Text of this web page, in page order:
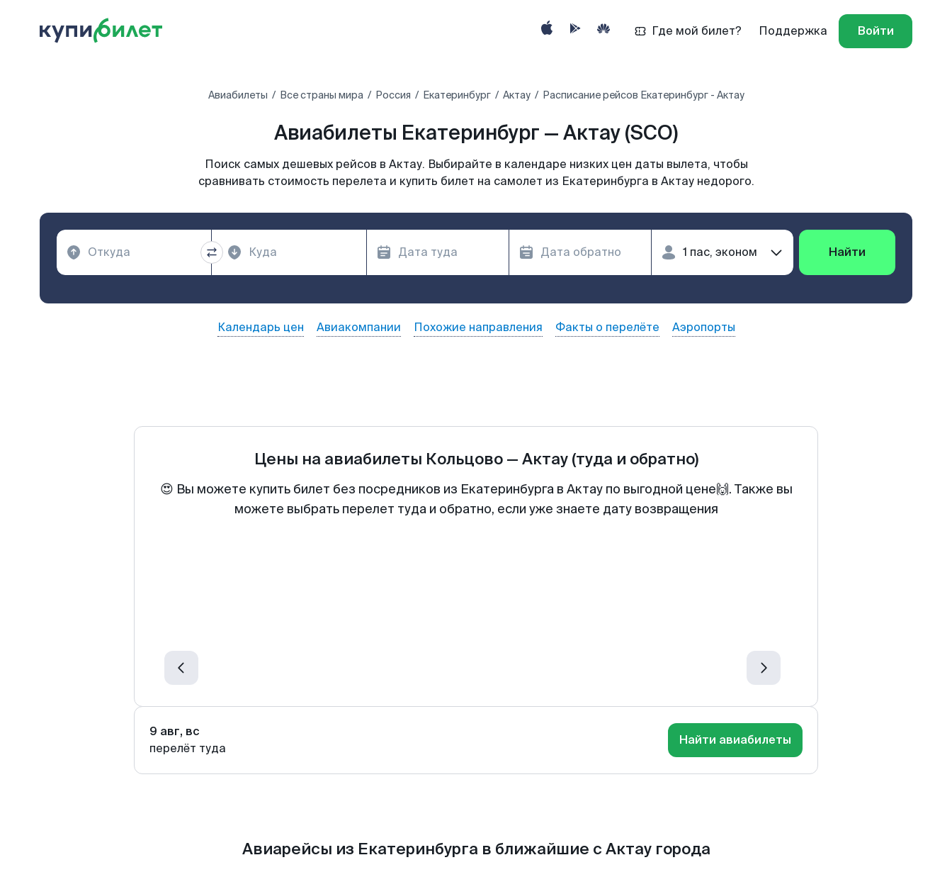
Где мой билет? Поддержка Войти
Авиабилеты Все страны мира Россия Екатеринбург Актау Расписание рейсов Екатеринбург - Актау
Авиабилеты Екатеринбург — Актау (SCO)
Поиск самых дешевых рейсов в Актау. Выбирайте в календаре низких цен даты вылета, чтобы
сравнивать стоимость перелета и купить билет на самолет из Екатеринбурга в Актау недорого.
Найти
Календарь цен Авиакомпании Похожие направления Факты о перелёте Аэропорты
Цены на авиабилеты Кольцово— Актау (туда и обратно)
😍 Вы можете купить билет без посредников из Екатеринбурга в Актау по выгодной цене🙌. Также вы
можете выбрать перелет туда и обратно, если уже знаете дату возвращения
9 авг, вс
перелёт туда
Найти авиабилеты
Авиарейсы из Екатеринбурга в ближайшие с Актау города